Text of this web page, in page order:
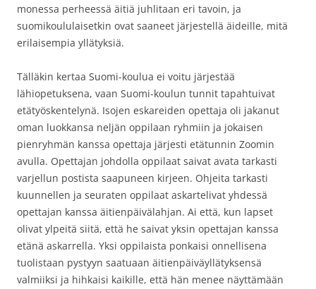
monessa perheessä äitiä juhlitaan eri tavoin, ja
suomikoululaisetkin ovat saaneet järjestellä äideille, mitä
erilaisempia yllätyksiä.
Tälläkin kertaa Suomi-koulua ei voitu järjestää
lähiopetuksena, vaan Suomi-koulun tunnit tapahtuivat
etätyöskentelynä. Isojen eskareiden opettaja oli jakanut
oman luokkansa neljän oppilaan ryhmiin ja jokaisen
pienryhmän kanssa opettaja järjesti etätunnin Zoomin
avulla. Opettajan johdolla oppilaat saivat avata tarkasti
varjellun postista saapuneen kirjeen. Ohjeita tarkasti
kuunnellen ja seuraten oppilaat askartelivat yhdessä
opettajan kanssa äitienpäivälahjan. Ai että, kun lapset
olivat ylpeitä siitä, että he saivat yksin opettajan kanssa
etänä askarrella. Yksi oppilaista ponkaisi onnellisena
tuolistaan pystyyn saatuaan äitienpäiväyllätyksensä
valmiiksi ja hihkaisi kaikille, että hän menee näyttämään